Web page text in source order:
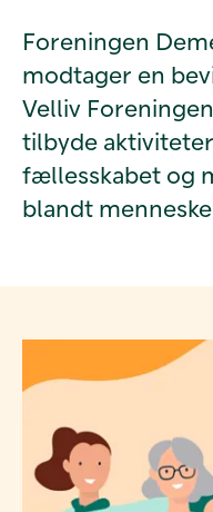
Foreningen
modtager en
Velliv
tilbyde
fællesskabet og
blandt